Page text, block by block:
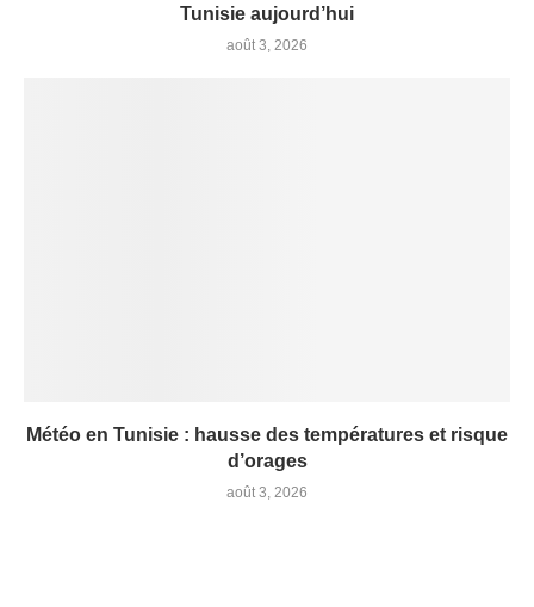
Tunisie aujourd’hui
août 3, 2026
Météo en Tunisie : hausse des températures et risque
d’orages
août 3, 2026